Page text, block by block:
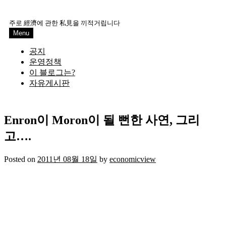
content
주로 經濟에 관한 私見을 끼적거립니다
Menu
공지
운영정책
이 블로그는?
자유게시판
Enron이 Moron이 될 뻔한 사연, 그리
고….
Posted on 2011년 08월 18일 by economicview